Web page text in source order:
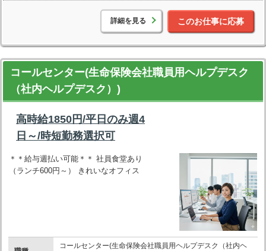
詳細を見る このお仕事に応募
コールセンター(生命保険会社職員用ヘルプデスク
（社内ヘルプデスク）)
高時給1850円/平日のみ週4
日～/時短勤務選択可
＊＊給与週払い可能＊＊ 社員食堂あり
（ランチ600円～） きれいなオフィス
コールセンター(生命保険会社職員用ヘルプデスク（社内ヘ